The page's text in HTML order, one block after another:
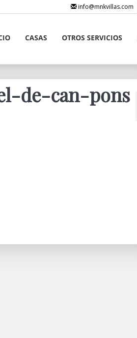
info@mnkvillas.com
CASAS OTROS SERVICIOS
de-can-pons